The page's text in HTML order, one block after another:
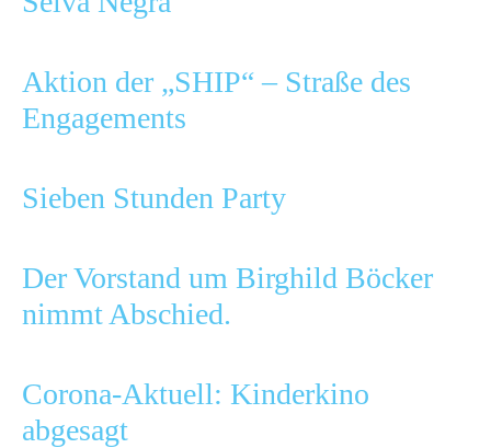
Aktion der „SHIP“ – Straße des
Engagements
Sieben Stunden Party
Der Vorstand um Birghild Böcker
nimmt Abschied.
Corona-Aktuell: Kinderkino
abgesagt